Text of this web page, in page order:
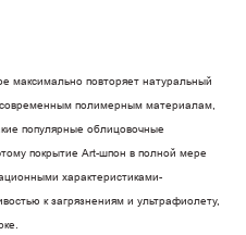
максимально повторяет натуральный
полимерным материалам,
популярные облицовочные
покрытие Art-шпон в полной мере
характеристиками-
к загрязнениям и ультрафиолету,